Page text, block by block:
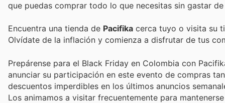
que puedas comprar todo lo que necesitas sin gastar de
Encuentra una tienda de Pacifika cerca tuyo o visita su
Olvídate de la inflación y comienza a disfrutar de tus
Prepárense para el Black Friday en Colombia con
anunciar su participación en este evento de compras
descuentos imperdibles en los últimos anuncios
Los animamos a visitar frecuentemente para